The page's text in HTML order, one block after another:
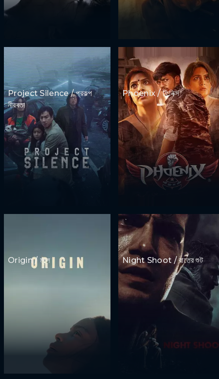
Project Silence / প্রকল্প
নীরবতা
Phoenix / ফিনিক্স
Origin / মূলে Night Shoot / রাতের শুট